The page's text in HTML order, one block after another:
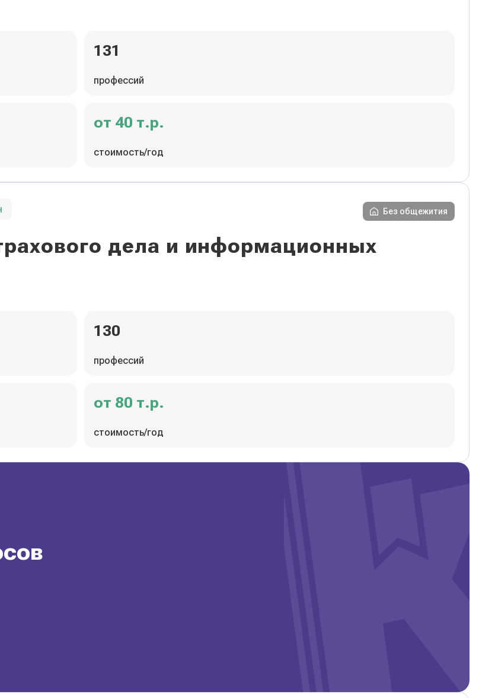
131
профессий
от 40 т.р.
стоимость/год
Без общежития
дела и информационных
130
профессий
от 80 т.р.
стоимость/год